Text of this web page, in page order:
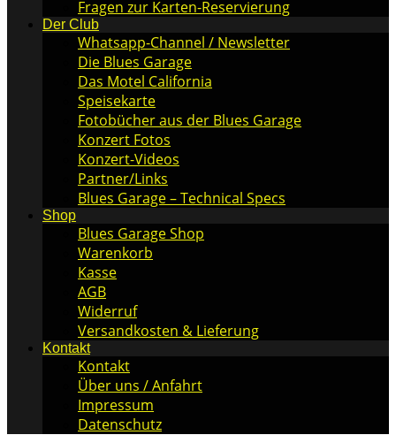
Fragen zur Karten-Reservierung
Der Club
Whatsapp-Channel / Newsletter
Die Blues Garage
Das Motel California
Speisekarte
Fotobücher aus der Blues Garage
Konzert Fotos
Konzert-Videos
Partner/Links
Blues Garage – Technical Specs
Shop
Blues Garage Shop
Warenkorb
Kasse
AGB
Widerruf
Versandkosten & Lieferung
Kontakt
Kontakt
Über uns / Anfahrt
Impressum
Datenschutz